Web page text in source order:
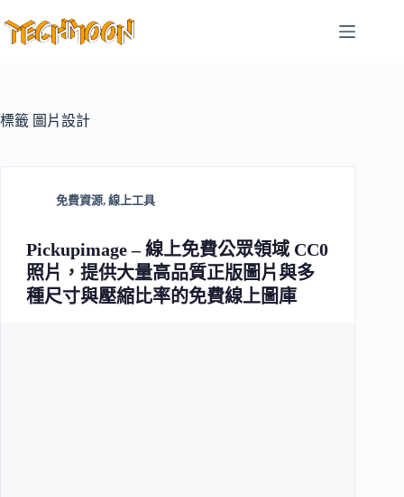
至
容
標籤 圖片設計
免費資源, 線上工具
Pickupimage – 線上免費公眾領域 CC0
照片，提供大量高品質正版圖片與多
種尺寸與壓縮比率的免費線上圖庫